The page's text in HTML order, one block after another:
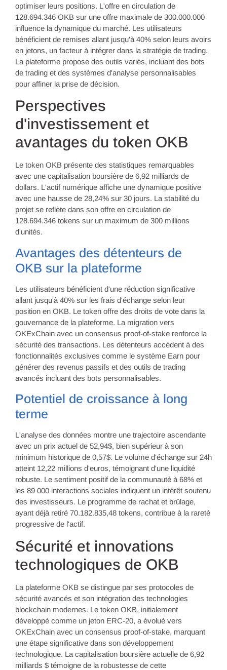
optimiser leurs positions. L'offre en circulation de
128.694.346 OKB sur une offre maximale de 300.000.000
influence la dynamique du marché. Les utilisateurs
bénéficient de remises allant jusqu'à 40% selon leurs avoirs
en jetons, un facteur à intégrer dans la stratégie de trading.
La plateforme propose des outils variés, incluant des bots
de trading et des systèmes d'analyse personnalisables
pour affiner la prise de décision.
Perspectives
d'investissement et
avantages du token OKB
Le token OKB présente des statistiques remarquables
avec une capitalisation boursière de 6,92 milliards de
dollars. L'actif numérique affiche une dynamique positive
avec une hausse de 28,24% sur 30 jours. La stabilité du
projet se reflète dans son offre en circulation de
128.694.346 tokens sur un maximum de 300 millions
d'unités.
Avantages des détenteurs de
OKB sur la plateforme
Les utilisateurs bénéficient d'une réduction significative
allant jusqu'à 40% sur les frais d'échange selon leur
position en OKB. Le token offre des droits de vote dans la
gouvernance de la plateforme. La migration vers
OKExChain avec un consensus proof-of-stake renforce la
sécurité des transactions. Les détenteurs accèdent à des
fonctionnalités exclusives comme le système Earn pour
générer des revenus passifs et des outils de trading
avancés incluant des bots personnalisables.
Potentiel de croissance à long
terme
L'analyse des données montre une trajectoire ascendante
avec un prix actuel de 52,94$, bien supérieur à son
minimum historique de 0,57$. Le volume d'échange sur 24h
atteint 12,22 millions d'euros, témoignant d'une liquidité
robuste. Le sentiment positif de la communauté à 68% et
les 89 000 interactions sociales indiquent un intérêt soutenu
des investisseurs. Le programme de rachat et brûlage,
ayant déjà retiré 70.182.835,48 tokens, contribue à la rareté
progressive de l'actif.
Sécurité et innovations
technologiques de OKB
La plateforme OKB se distingue par ses protocoles de
sécurité avancés et son intégration des technologies
blockchain modernes. Le token OKB, initialement
développé comme un jeton ERC-20, a évolué vers
OKExChain avec un consensus proof-of-stake, marquant
une étape significative dans son développement
technologique. La capitalisation boursière actuelle de 6,92
milliards $ témoigne de la robustesse de cette